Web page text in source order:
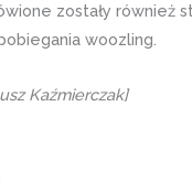
zostały również
woozling.
Kaźmierczak]